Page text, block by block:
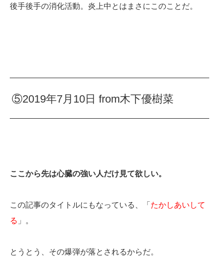
後手後手の消化活動。炎上中とはまさにこのことだ。
⑤2019年7月10日 from木下優樹菜
ここから先は心臓の強い人だけ見て欲しい。
この記事のタイトルにもなっている、「 たかしあいして
る 」。
とうとう、その爆弾が落とされるからだ。